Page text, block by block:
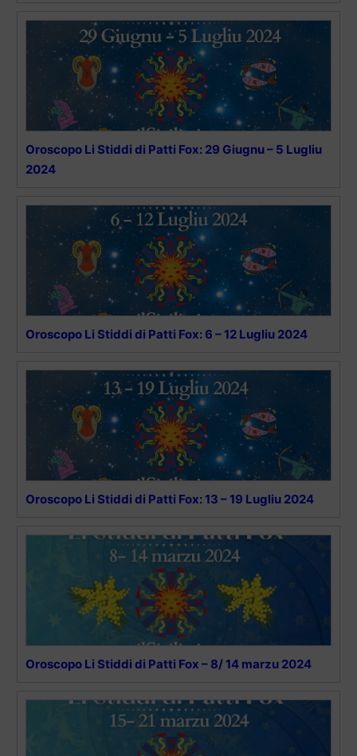
Oroscopo Li Stiddi di Patti Fox: 29 Giugnu – 5 Lugliu
2024
Oroscopo Li Stiddi di Patti Fox: 6 – 12 Lugliu 2024
Oroscopo Li Stiddi di Patti Fox: 13 – 19 Lugliu 2024
Oroscopo Li Stiddi di Patti Fox – 8/ 14 marzu 2024